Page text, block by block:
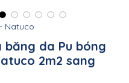
Natuco
băng da Pu bóng
2m2 sang